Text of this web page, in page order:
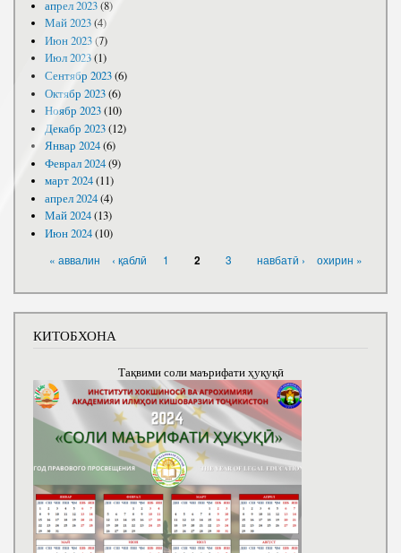
апрел 2023(8)
Май 2023(4)
Июн 2023(7)
Июл 2023(1)
Сентябр 2023(6)
Октябр 2023(6)
Ноябр 2023(10)
Декабр 2023(12)
Январ 2024(6)
Феврал 2024(9)
март 2024(11)
апрел 2024(4)
Май 2024(13)
Июн 2024(10)
« аввалин ‹ қаблӣ 1 2 3 навбатӣ › охирин »
КИТОБХОНА
Тақвими соли маърифати ҳуқуқӣ